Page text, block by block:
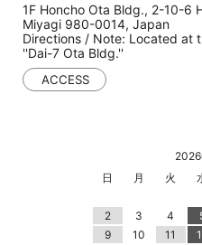
1F Honcho Ota Bldg., 2-10-6
Miyagi 980-0014, Japan
Directions / Note: Located at
''Dai-7 Ota Bldg.''
ACCESS
日
月 火
2
3 4
9
10 11